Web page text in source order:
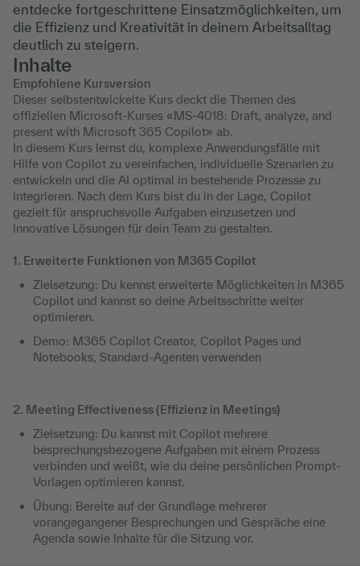
entdecke fortgeschrittene Einsatzmöglichkeiten, um
die Effizienz und Kreativität in deinem Arbeitsalltag
deutlich zu steigern.
Inhalte
Empfohlene Kursversion
Dieser selbstentwickelte Kurs deckt die Themen des
offiziellen Microsoft-Kurses «MS-4018: Draft, analyze, and
present with Microsoft 365 Copilot» ab.
In diesem Kurs lernst du, komplexe Anwendungsfälle mit
Hilfe von Copilot zu vereinfachen, individuelle Szenarien zu
entwickeln und die AI optimal in bestehende Prozesse zu
integrieren. Nach dem Kurs bist du in der Lage, Copilot
gezielt für anspruchsvolle Aufgaben einzusetzen und
innovative Lösungen für dein Team zu gestalten.
1. Erweiterte Funktionen von M365 Copilot
Zielsetzung: Du kennst erweiterte Möglichkeiten in M365
Copilot und kannst so deine Arbeitsschritte weiter
optimieren.
Demo: M365 Copilot Creator, Copilot Pages und
Notebooks, Standard-Agenten verwenden
2. Meeting Effectiveness (Effizienz in Meetings)
Zielsetzung: Du kannst mit Copilot mehrere
besprechungsbezogene Aufgaben mit einem Prozess
verbinden und weißt, wie du deine persönlichen Prompt-
Vorlagen optimieren kannst.
Übung: Bereite auf der Grundlage mehrerer
vorangegangener Besprechungen und Gespräche eine
Agenda sowie Inhalte für die Sitzung vor.